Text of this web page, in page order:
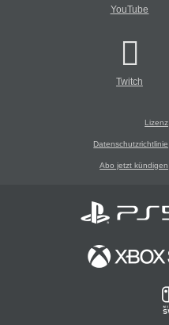
YouTube
Twitch
Lizenz
Datenschutzrichtlinie
Abo jetzt kündigen